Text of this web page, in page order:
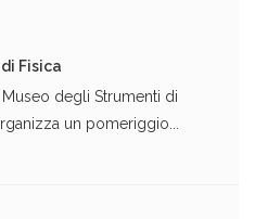
Fisica
degli Strumenti di
un pomeriggio...